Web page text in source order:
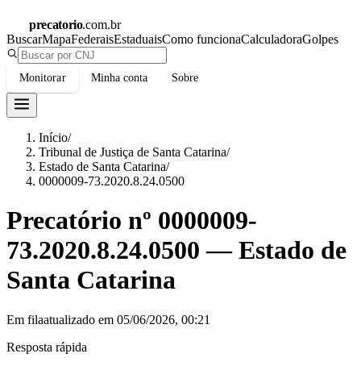
precatorio.com.br
BuscarMapaFederaisEstaduaisComo funcionaCalculadoraGolpes
Monitorar Minha conta Sobre
Início/
Tribunal de Justiça de Santa Catarina/
Estado de Santa Catarina/
0000009-73.2020.8.24.0500
Precatório nº 0000009-
73.2020.8.24.0500 —Estado de
Santa Catarina
Em filaatualizado em 05/06/2026, 00:21
Resposta rápida